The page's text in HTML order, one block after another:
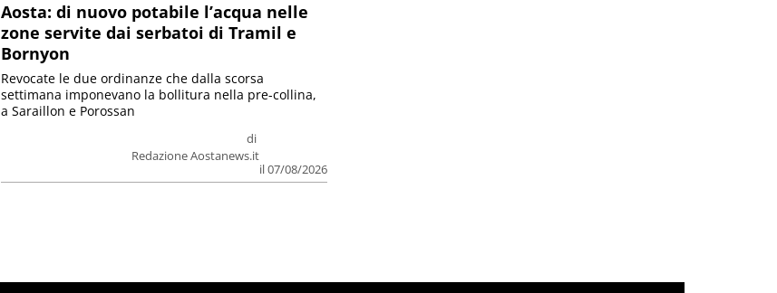
Aosta: di nuovo potabile l’acqua nelle
zone servite dai serbatoi di Tramil e
Bornyon
di
Redazione Aostanews.it
il 07/08/2026
Revocate le due ordinanze che dalla scorsa
settimana imponevano la bollitura nella pre-collina,
a Saraillon e Porossan